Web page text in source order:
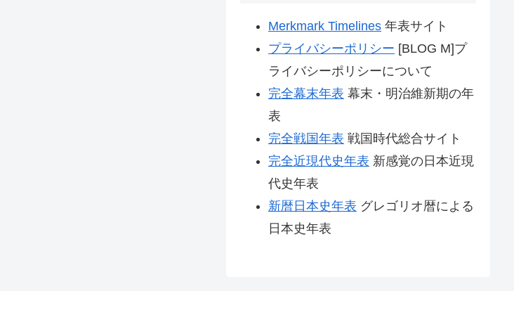
Merkmark Timelines 年表サイト
プライバシーポリシー [BLOG M]プ
ライバシーポリシーについて
完全幕末年表 幕末・明治維新期の年
表
完全戦国年表 戦国時代総合サイト
完全近現代史年表 新感覚の日本近現
代史年表
新暦日本史年表 グレゴリオ暦による
日本史年表